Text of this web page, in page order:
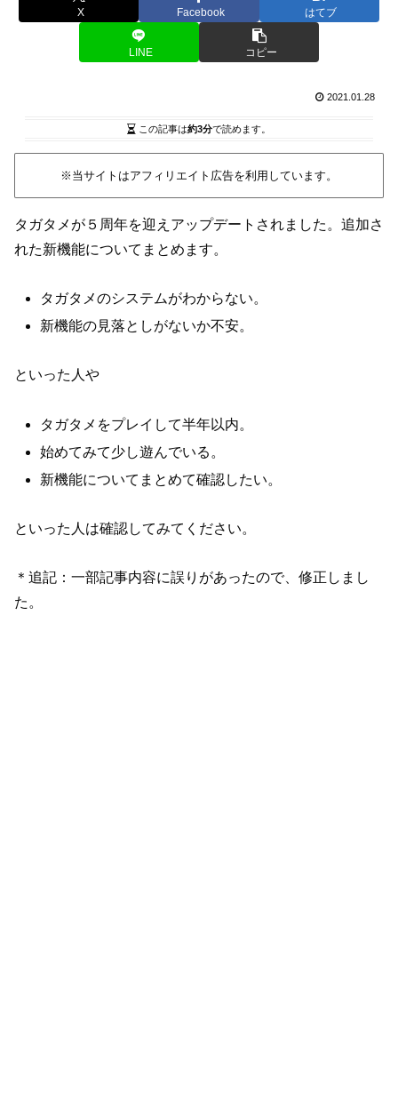
X Facebook はてブ
LINE コピー
2021.01.28
この記事は約3分で読めます。
※当サイトはアフィリエイト広告を利用しています。
タガタメが５周年を迎えアップデートされました。追加さ
れた新機能についてまとめます。
タガタメのシステムがわからない。
新機能の見落としがないか不安。
といった人や
タガタメをプレイして半年以内。
始めてみて少し遊んでいる。
新機能についてまとめて確認したい。
といった人は確認してみてください。
＊追記：一部記事内容に誤りがあったので、修正しまし
た。